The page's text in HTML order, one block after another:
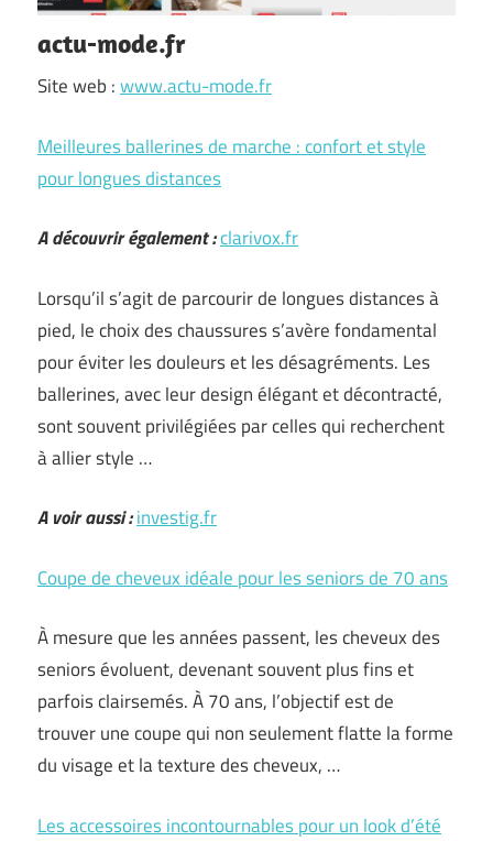
actu-mode.fr
Site web :www.actu-mode.fr
Meilleures ballerines de marche : confort et style
pour longues distances
A découvrir également :clarivox.fr
Lorsqu’il s’agit de parcourir de longues distances à
pied, le choix des chaussures s’avère fondamental
pour éviter les douleurs et les désagréments. Les
ballerines, avec leur design élégant et décontracté,
sont souvent privilégiées par celles qui recherchent
à allier style …
A voir aussi :investig.fr
Coupe de cheveux idéale pour les seniors de 70 ans
À mesure que les années passent, les cheveux des
seniors évoluent, devenant souvent plus fins et
parfois clairsemés. À 70 ans, l’objectif est de
trouver une coupe qui non seulement flatte la forme
du visage et la texture des cheveux, …
Les accessoires incontournables pour un look d’été